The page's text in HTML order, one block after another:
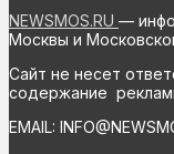
NEWSMOS.RU —
Москвы и
Сайт не несет
содержание
EMAIL: